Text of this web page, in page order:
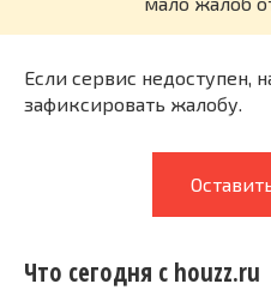
Если сервис недоступен,
зафиксировать жалобу.
Что сегодня с houzz.ru